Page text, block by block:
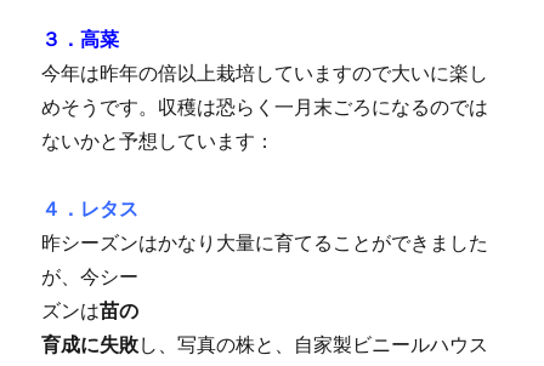
３．高菜
今年は昨年の倍以上栽培していますので大いに楽し
めそうです。収穫は恐らく一月末ごろになるのでは
ないかと予想しています：
４．レタス
昨シーズンはかなり大量に育てることができました
が、今シー
ズンは苗の
育成に失敗し、写真の株と、自家製ビニールハウス